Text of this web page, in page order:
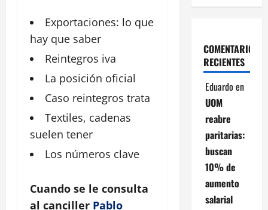
Exportaciones: lo que
hay que saber
Reintegros iva
La posición oficial
Caso reintegros trata
Textiles, cadenas
suelen tener
Los números clave
Cuando se le consulta
al canciller Pablo
COMENTARIOS
RECIENTES
Eduardo en
UOM
reabre
paritarias:
buscan
10% de
aumento
salarial